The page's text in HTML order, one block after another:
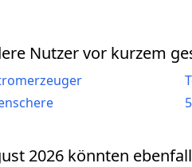
Nutzer vor kurzem
2026 könnten